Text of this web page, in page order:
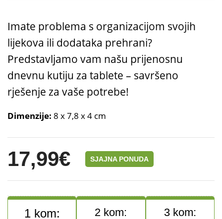
Imate problema s organizacijom svojih
lijekova ili dodataka prehrani?
Predstavljamo vam našu prijenosnu
dnevnu kutiju za tablete – savršeno
rješenje za vaše potrebe!
Dimenzije: 8 x 7,8 x 4 cm
17,99€ SJAJNA PONUDA